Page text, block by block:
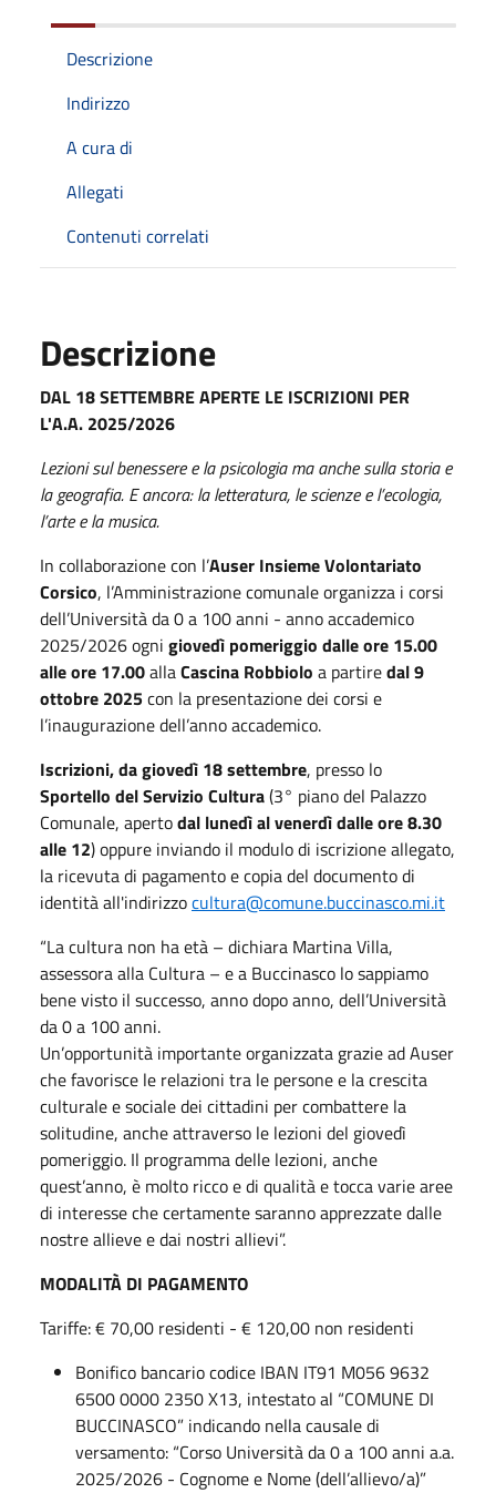
Descrizione
Indirizzo
A cura di
Allegati
Contenuti correlati
Descrizione
DAL 18 SETTEMBRE APERTE LE ISCRIZIONI PER
L'A.A. 2025/2026
Lezioni sul benessere e la psicologia ma anche sulla storia e
la geografia. E ancora: la letteratura, le scienze e l’ecologia,
l’arte e la musica.
In collaborazione con l’Auser Insieme Volontariato
Corsico, l’Amministrazione comunale organizza i corsi
dell’Università da 0 a 100 anni - anno accademico
2025/2026 ogni giovedì pomeriggio dalle ore 15.00
alle ore 17.00allaCascina Robbiolo a partiredal 9
ottobre 2025con la presentazione dei corsi e
l’inaugurazione dell’anno accademico.
Iscrizioni, da giovedì 18 settembre, presso lo
Sportello del Servizio Cultura(3° piano del Palazzo
Comunale, apertodal lunedì al venerdì dalle ore 8.30
alle 12) oppure inviando il modulo di iscrizione allegato,
la ricevuta di pagamento e copia del documento di
identità all'indirizzocultura@comune.buccinasco.mi.it
“La cultura non ha età – dichiara Martina Villa,
assessora alla Cultura – e a Buccinasco lo sappiamo
bene visto il successo, anno dopo anno, dell’Università
da 0 a 100 anni.
Un’opportunità importante organizzata grazie ad Auser
che favorisce le relazioni tra le persone e la crescita
culturale e sociale dei cittadini per combattere la
solitudine, anche attraverso le lezioni del giovedì
pomeriggio. Il programma delle lezioni, anche
quest’anno, è molto ricco e di qualità e tocca varie aree
di interesse che certamente saranno apprezzate dalle
nostre allieve e dai nostri allievi”.
MODALITÀ DI PAGAMENTO
Tariffe: € 70,00 residenti - € 120,00 non residenti
Bonifico bancario codice IBAN IT91 M056 9632
6500 0000 2350 X13, intestato al “COMUNE DI
BUCCINASCO” indicando nella causale di
versamento: “Corso Università da 0 a 100 anni a.a.
2025/2026 - Cognome e Nome (dell’allievo/a)”